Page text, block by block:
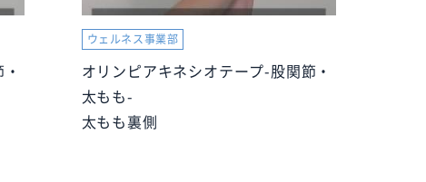
ウェルネス事業部
オリンピアキネシオテープ-股関節・
太もも-
太もも裏側